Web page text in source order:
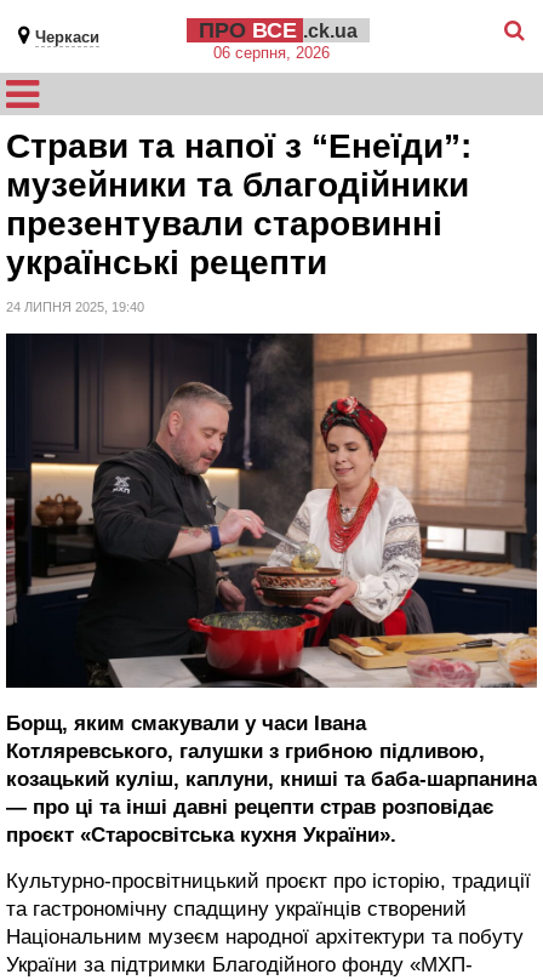
Черкаси ПРО ВСЕ .ck.ua
06 серпня, 2026
Страви та напої з “Енеїди”:
музейники та благодійники
презентували старовинні
українські рецепти
24 ЛИПНЯ 2025, 19:40
Борщ, яким смакували у часи Івана
Котляревського, галушки з грибною підливою,
козацький куліш, каплуни, книші та баба-шарпанина
— про ці та інші давні рецепти страв розповідає
проєкт «Старосвітська кухня України».
Культурно-просвітницький проєкт про історію, традиції
та гастрономічну спадщину українців створений
Національним музеєм народної архітектури та побуту
України за підтримки Благодійного фонду «МХП-